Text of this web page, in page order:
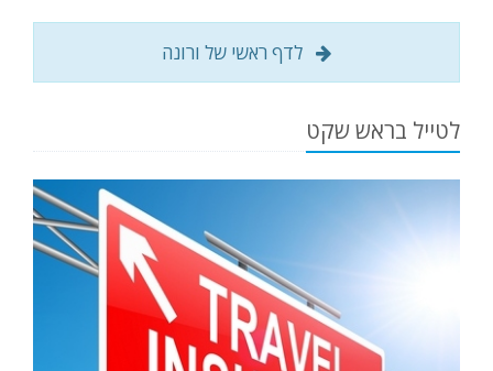
לדף ראשי של ורונה
לטייל בראש שקט